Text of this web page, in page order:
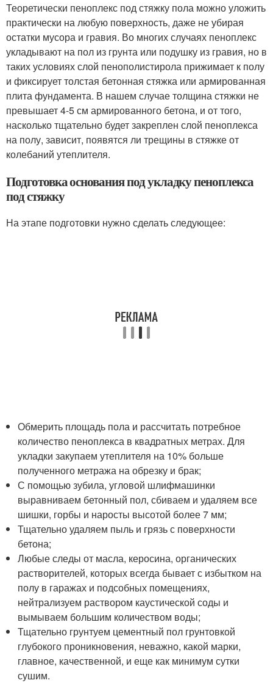
Теоретически пеноплекс под стяжку пола можно уложить
практически на любую поверхность, даже не убирая
остатки мусора и гравия. Во многих случаях пеноплекс
укладывают на пол из грунта или подушку из гравия, но в
таких условиях слой пенополистирола прижимает к полу
и фиксирует толстая бетонная стяжка или армированная
плита фундамента. В нашем случае толщина стяжки не
превышает 4-5 см армированного бетона, и от того,
насколько тщательно будет закреплен слой пеноплекса
на полу, зависит, появятся ли трещины в стяжке от
колебаний утеплителя.
Подготовка основания под укладку пеноплекса
под стяжку
На этапе подготовки нужно сделать следующее:
Обмерить площадь пола и рассчитать потребное
количество пеноплекса в квадратных метрах. Для
укладки закупаем утеплителя на 10% больше
полученного метража на обрезку и брак;
С помощью зубила, угловой шлифмашинки
выравниваем бетонный пол, сбиваем и удаляем все
шишки, горбы и наросты высотой более 7 мм;
Тщательно удаляем пыль и грязь с поверхности
бетона;
Любые следы от масла, керосина, органических
растворителей, которых всегда бывает с избытком на
полу в гаражах и подсобных помещениях,
нейтрализуем раствором каустической соды и
вымываем большим количеством воды;
Тщательно грунтуем цементный пол грунтовкой
глубокого проникновения, неважно, какой марки,
главное, качественной, и еще как минимум сутки
сушим.